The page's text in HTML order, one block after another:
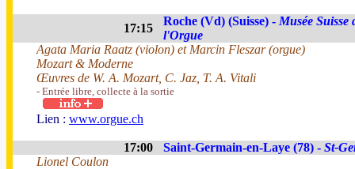
17:15
Roche (Vd) (Suisse) - Musée Suisse
l'Orgue
Agata Maria Raatz (violon) et Marcin Fleszar (orgue)
Mozart & Moderne
Œuvres de W. A. Mozart, C. Jaz, T. A. Vitali
- Entrée libre, collecte à la sortie
Lien : www.orgue.ch
17:00 Saint-Germain-en-Laye (78) - St-
Lionel Coulon